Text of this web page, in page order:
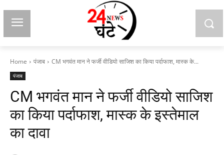
Home पंजाब CM भगवंत मान ने फर्जी वीडियो साजिश का किया पर्दाफाश, मास्क के...
पंजाब
CM भगवंत मान ने फर्जी वीडियो साजिश
का किया पर्दाफाश, मास्क के इस्तेमाल
का दावा